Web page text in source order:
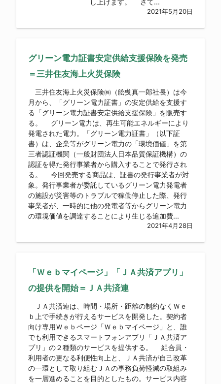
し上げます。 さて...
2021年5月20日
グリーン電力証書安定供給支援保険を発売
＝三井住友海上火災保険
三井住友海上火災保険㈱（舩曵真一郎社長）は今
月から、「グリーン電力証書」の安定供給を支援す
る「グリーン電力証書安定供給支援保険」を販売す
る。 グリーン電力は、再生可能エネルギーにより
発電された電力。「グリーン電力証書」（以下証
書）は、企業等がグリーン電力の「環境価値」を第
三者認証機関（一般財団法人日本品質保証機構）の
認証を得た発行事業者から購入することで発行され
る。 今回発売する商品は、証書の発行事業者が対
象。発行事業者が委託しているグリーン電力発電者
の施設が災害等のトラブルで稼働停止した際、発行
事業者が、一時的に他の発電者等からグリーン電力
の環境価値を調達することにより生じる追加費...
2021年4月28日
「Ｗｅｂマイページ」「ＪＡ共済アプリ」
の提供を開始＝ＪＡ共済連
ＪＡ共済連は、時間・場所・距離の制約なくＷｅ
ｂ上で手続きが行えるサービスを開発した。契約者
向け専用Ｗｅｂページ「Ｗｅｂマイページ」と、誰
でも利用できるスマートフォンアプリ「ＪＡ共済ア
プリ」の２種類のサービスを提供する。 組合員・
利用者の更なる利便性向上と、ＪＡ共済が自己改革
の一環として取り組むＪＡの事務負荷軽減の取組み
を一層進めることを目的としたもの。サービス内容